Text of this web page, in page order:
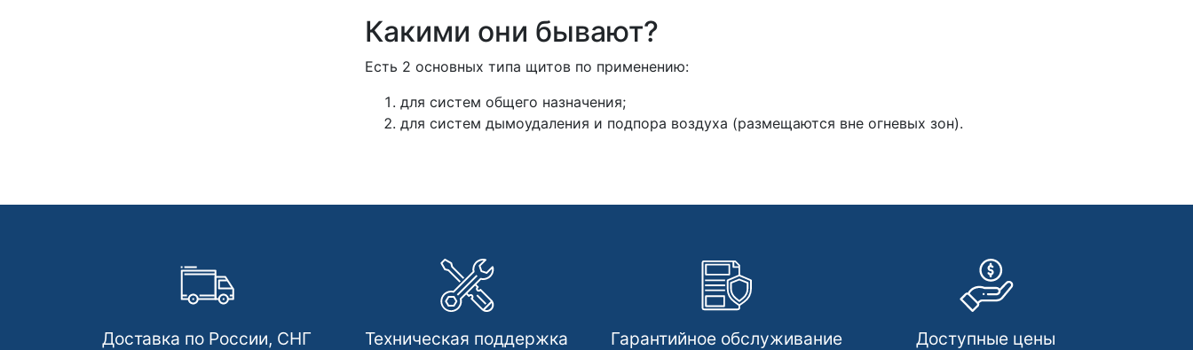
Какими они бывают?
Есть 2 основных типа щитов по применению:
для систем общего назначения;
для систем дымоудаления и подпора воздуха (размещаются вне огневых зон).
Доставка по России, СНГ Техническая поддержка Гарантийное обслуживание Доступные цены